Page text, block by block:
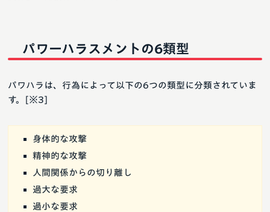
パワーハラスメントの6類型
パワハラは、行為によって以下の6つの類型に分類されていま
す。[※3]
身体的な攻撃
精神的な攻撃
人間関係からの切り離し
過大な要求
過小な要求